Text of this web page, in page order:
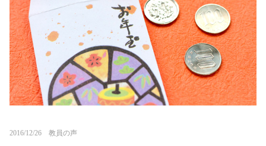
2016/12/26 教員の声